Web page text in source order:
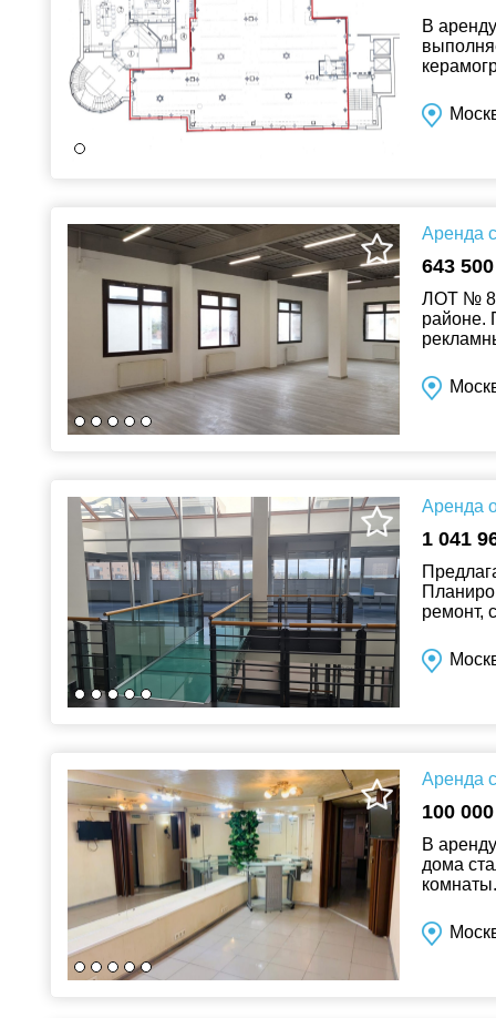
В
Аренда
643
ЛОТ №
районе.
Аренда
1 041
ремонт,
Аренда
100
В
дома